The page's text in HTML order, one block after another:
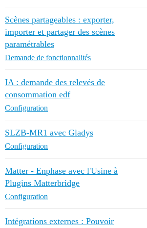
Scènes partageables : exporter,
importer et partager des scènes
paramétrables
Demande de fonctionnalités
IA : demande des relevés de
consommation edf
Configuration
SLZB-MR1 avec Gladys
Configuration
Matter - Enphase avec l'Usine à
Plugins Matterbridge
Configuration
Intégrations externes : Pouvoir